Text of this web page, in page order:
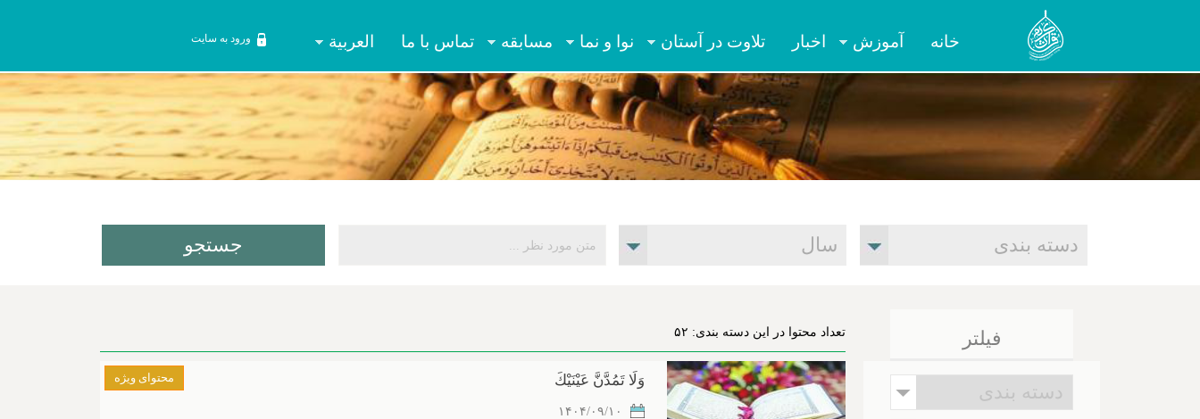
خانه آموزش اخبار تلاوت در آستان نوا و نما مسابقه تماس با ما العربیة ورود به سایت
تعداد محتوا در این دسته بندی: ۵۲
محتوای ویژه وَلَا تَمُدَّنَّ عَيْنَيْكَ
۱۴۰۴/۰۹/۱۰
فیلتر